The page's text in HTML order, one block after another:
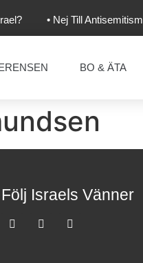
• Nej Till Antisemitism
BO & ÄTA
Följ Israels Vänner